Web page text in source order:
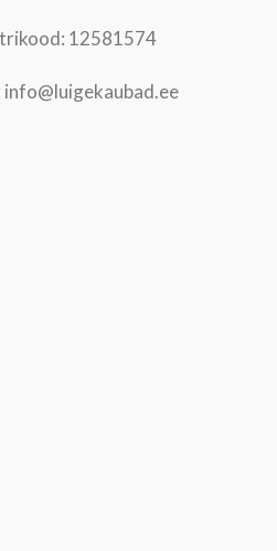
12581574
info@luigekaubad.ee